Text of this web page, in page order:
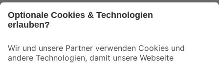
Der toom Newsletter: Keine Angebote und Aktionen mehr verpassen!